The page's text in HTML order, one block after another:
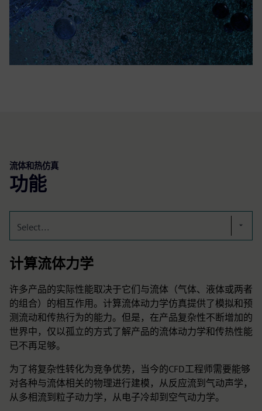
流体和热仿真
功能
Select...
计算流体力学
许多产品的实际性能取决于它们与流体（气体、液体或两者
的组合）的相互作用。计算流体动力学仿真提供了模拟和预
测流动和传热行为的能力。但是，在产品复杂性不断增加的
世界中，仅以孤立的方式了解产品的流体动力学和传热性能
已不再足够。
为了将复杂性转化为竞争优势，当今的CFD工程师需要能够
对各种与流体相关的物理进行建模，从反应流到气动声学，
从多相流到粒子动力学，从电子冷却到空气动力学。